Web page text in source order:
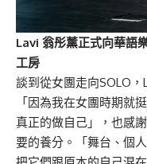
Lavi 翁彤薰正式向華語
工房
談到從女團走向SOLO，
「因為我在女團時期就
真正的做自己」，也感
要的養分。「舞台、個